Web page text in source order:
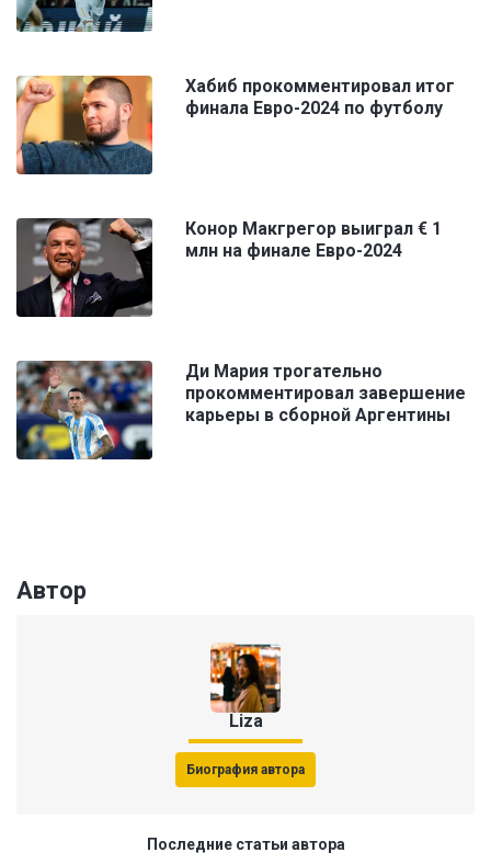
Хабиб прокомментировал итог
финала Евро-2024 по футболу
Конор Макгрегор выиграл € 1
млн на финале Евро-2024
Ди Мария трогательно
прокомментировал завершение
карьеры в сборной Аргентины
Автор
Liza
Биография автора
Последние статьи автора